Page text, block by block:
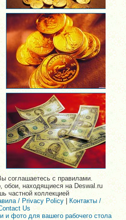
соглашаетесь с правилами.
обои, находящиеся на Deswal.ru
частной коллекцией
/ Privacy Policy| Контакты /
Us
и фото для вашего рабочего стола